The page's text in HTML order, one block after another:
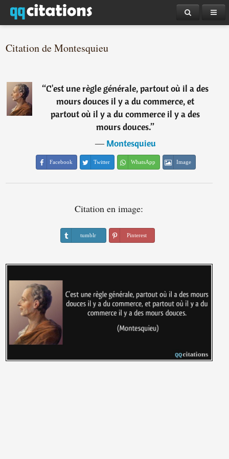
Citation de Montesquieu
“C'est une règle générale, partout où il a des
mours douces il y a du commerce, et
partout où il y a du commerce il y a des
mours douces.”
―Montesquieu
Facebook Twitter WhatsApp Image
Citation en image:
tumblr Pinterest